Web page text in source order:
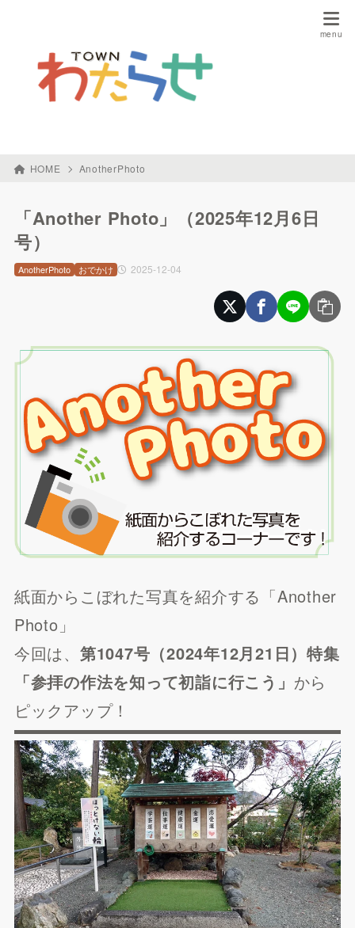
HOME AnotherPhoto
「Another Photo」（2025年12月6日
号）
2025-12-04
AnotherPhoto おでかけ
紙面からこぼれた写真を紹介する「Another
Photo」
今回は、 第1047号（2024年12月21日）特集
「参拝の作法を知って初詣に行こう」 から
ピックアップ！